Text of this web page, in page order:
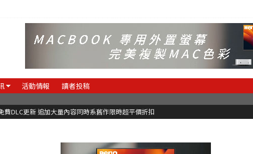
活動情報 讀者投稿
費DLC更新 追加大量內容同時系舊作限時超平價折扣